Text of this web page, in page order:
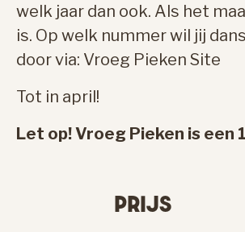
welk jaar dan ook. Als het
is. Op welk nummer wil jij
door via: Vroeg Pieken Site
Tot in april!
Let op! Vroeg Pieken is een
PRIJS